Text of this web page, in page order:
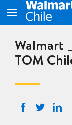
Walmart
TOM